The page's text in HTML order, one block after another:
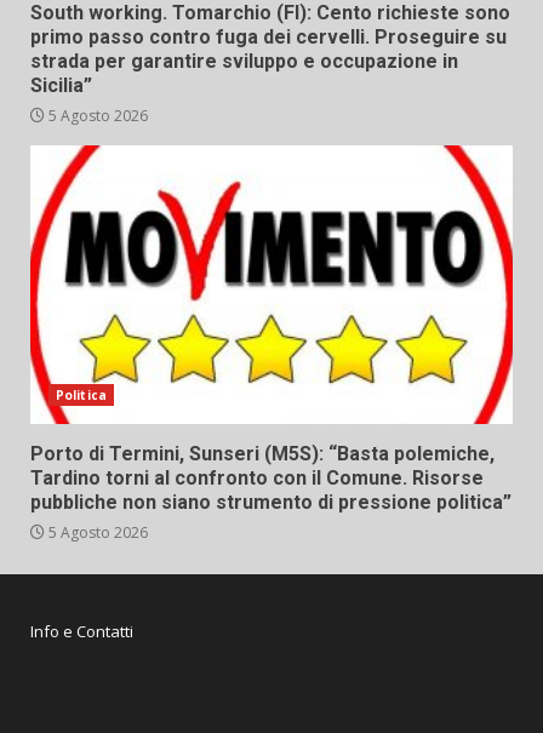
South working. Tomarchio (FI): Cento richieste sono
primo passo contro fuga dei cervelli. Proseguire su
strada per garantire sviluppo e occupazione in
Sicilia”
5 Agosto 2026
Politica
Porto di Termini, Sunseri (M5S): “Basta polemiche,
Tardino torni al confronto con il Comune. Risorse
pubbliche non siano strumento di pressione politica”
5 Agosto 2026
Info e Contatti